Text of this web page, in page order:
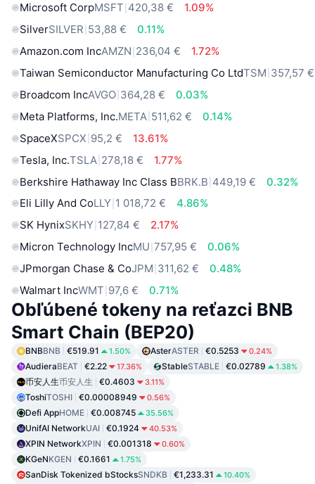
Microsoft CorpMSFT 420,38 €
1.09%
SilverSILVER 53,88 €
0.11%
Amazon.com IncAMZN 236,04 €
1.72%
Taiwan Semiconductor Manufacturing Co LtdTSM 357,57 €
Broadcom IncAVGO 364,28 €
0.03%
Meta Platforms, Inc.META 511,62 €
0.14%
SpaceXSPCX 95,2 €
13.61%
Tesla, Inc.TSLA 278,18 €
1.77%
Berkshire Hathaway Inc Class BBRK.B 449,19 €
0.32%
Eli Lilly And CoLLY 1 018,72 €
4.86%
SK HynixSKHY 127,84 €
2.17%
Micron Technology IncMU 757,95 €
0.06%
JPmorgan Chase & CoJPM 311,62 €
0.48%
Walmart IncWMT 97,6 € 0.71%
Obľúbené tokeny na reťazci BNB
Smart Chain (BEP20)
BNBBNB €519.91 1.50% AsterASTER €0.5253 0.24%
AudieraBEAT €2.22 17.36% StableSTABLE €0.02789 1.38%
币安人生币安人生 €0.4603 3.11%
ToshiTOSHI €0.00008949 0.56%
Defi AppHOME €0.008745 35.56%
UnifAI NetworkUAI €0.1924 40.53%
XPIN NetworkXPIN €0.001318 0.60%
KGeNKGEN €0.1661 1.75%
SanDisk Tokenized bStocksSNDKB €1,233.31 10.40%